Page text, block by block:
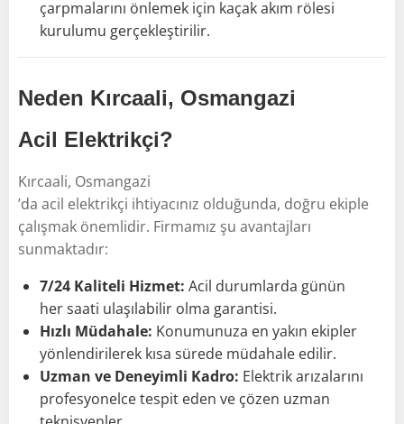
çarpmalarını önlemek için kaçak akım rölesi
kurulumu gerçekleştirilir.
Neden Kırcaali, Osmangazi
Acil Elektrikçi?
Kırcaali, Osmangazi
’da acil elektrikçi ihtiyacınız olduğunda, doğru ekiple
çalışmak önemlidir. Firmamız şu avantajları
sunmaktadır:
7/24 Kaliteli Hizmet: Acil durumlarda günün
her saati ulaşılabilir olma garantisi.
Hızlı Müdahale: Konumunuza en yakın ekipler
yönlendirilerek kısa sürede müdahale edilir.
Uzman ve Deneyimli Kadro: Elektrik arızalarını
profesyonelce tespit eden ve çözen uzman